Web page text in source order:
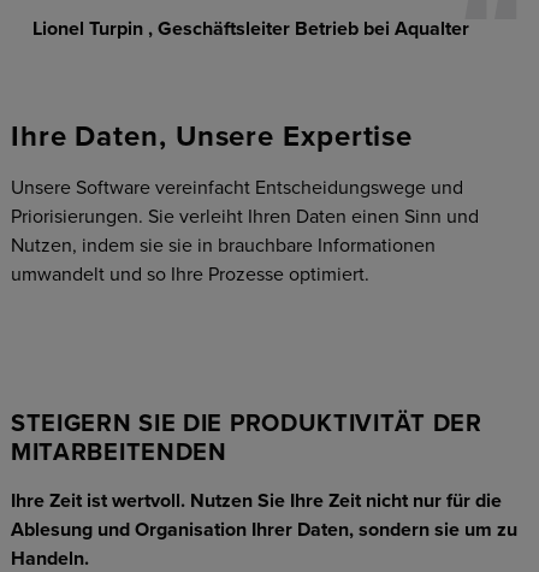
Lionel Turpin Geschäftsleiter Betrieb bei Aqualter
Ihre Daten, Unsere Expertise
Unsere Software vereinfacht Entscheidungswege und
Priorisierungen. Sie verleiht Ihren Daten einen Sinn und
Nutzen, indem sie sie in brauchbare Informationen
umwandelt und so Ihre Prozesse optimiert.
STEIGERN SIE DIE PRODUKTIVITÄT DER
MITARBEITENDEN
Ihre Zeit ist wertvoll. Nutzen Sie Ihre Zeit nicht nur für die
Ablesung und Organisation Ihrer Daten, sondern sie um zu
Handeln.